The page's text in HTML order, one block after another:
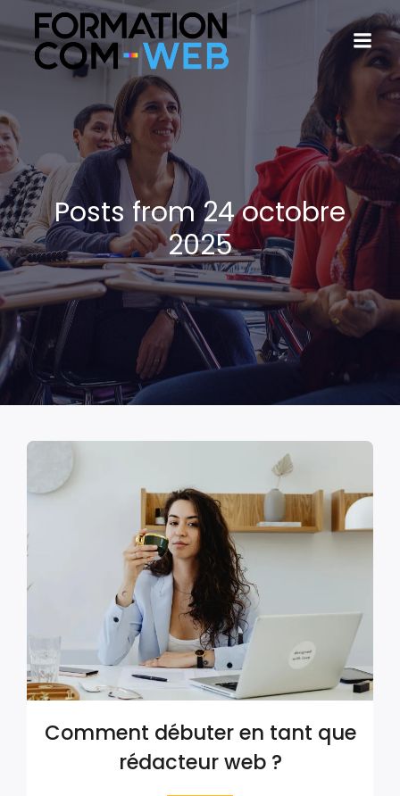
Posts from 24 octobre
2025
Comment débuter en tant que
rédacteur web ?